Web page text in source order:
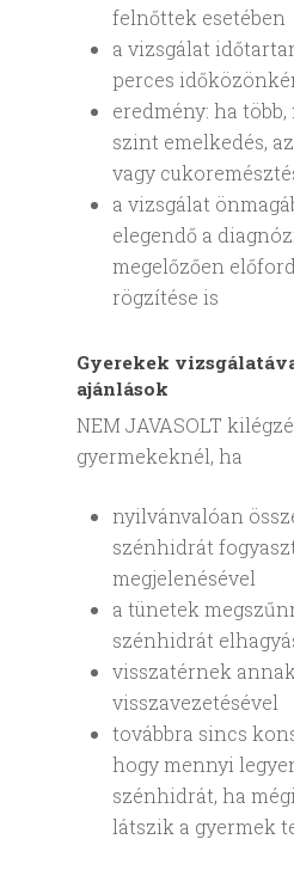
felnőttek esetében
a vizsgálat
perces
eredmény: ha
szint emelkedés,
vagy
a vizsgálat
elegendő a
megelőzően
rögzítése is
Gyerekek
ajánlások
NEM JAVASOLT
gyermekeknél, ha
nyilvánvalóan
szénhidrát
megjelenésével
a tünetek
szénhidrát
visszatérnek annak
visszavezetésével
továbbra sincs
hogy mennyi
szénhidrát, ha
látszik a gyermek